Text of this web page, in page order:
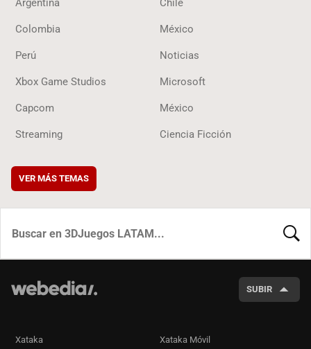
Argentina Chile
Colombia México
Perú Noticias
Xbox Game Studios Microsoft
Capcom México
Streaming Ciencia Ficción
VER MÁS TEMAS
SUBIR
Xataka Xataka Móvil